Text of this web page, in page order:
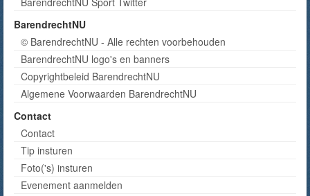
BarendrechtNU
© BarendrechtNU - Alle rechten voorbehouden
BarendrechtNU logo's en banners
Copyrightbeleid BarendrechtNU
Algemene Voorwaarden BarendrechtNU
Contact
Contact
Tip insturen
Foto('s) insturen
Evenement aanmelden